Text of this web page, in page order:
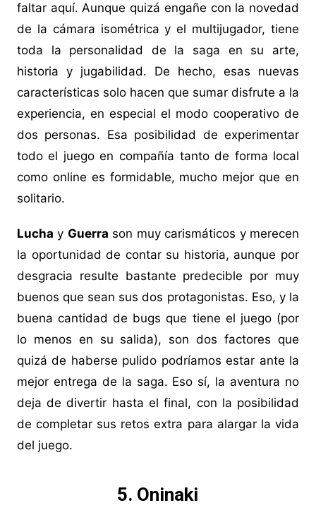
faltar aquí. Aunque quizá engañe con la novedad
de la cámara isométrica y el multijugador, tiene
toda la personalidad de la saga en su arte,
historia y jugabilidad. De hecho, esas nuevas
características solo hacen que sumar disfrute a la
experiencia, en especial el modo cooperativo de
dos personas. Esa posibilidad de experimentar
todo el juego en compañía tanto de forma local
como online es formidable, mucho mejor que en
solitario.
Lucha y Guerra son muy carismáticos y merecen
la oportunidad de contar su historia, aunque por
desgracia resulte bastante predecible por muy
buenos que sean sus dos protagonistas. Eso, y la
buena cantidad de bugs que tiene el juego (por
lo menos en su salida), son dos factores que
quizá de haberse pulido podríamos estar ante la
mejor entrega de la saga. Eso sí, la aventura no
deja de divertir hasta el final, con la posibilidad
de completar sus retos extra para alargar la vida
del juego.
5. Oninaki